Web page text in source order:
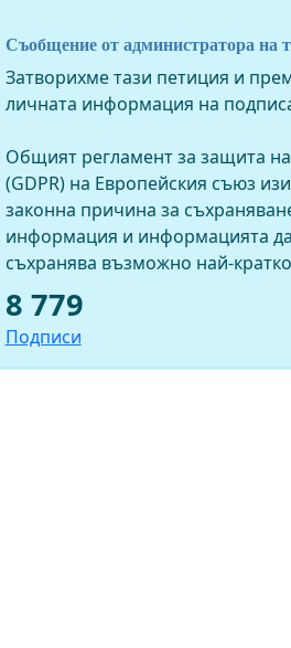
Съобщение от администратора на
Затворихме тази петиция и
личната информация на
Общият регламент за защита
(GDPR) на Европейския съюз
законна причина за
информация и информацията
съхранява възможно най-
8 779
Подписи